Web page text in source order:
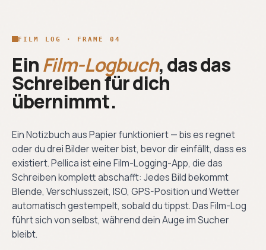
FILM LOG · FRAME 04
EinFilm-Logbuch, das das
Schreiben für dich
übernimmt.
Ein Notizbuch aus Papier funktioniert — bis es regnet
oder du drei Bilder weiter bist, bevor dir einfällt, dass es
existiert. Pellica ist eine Film-Logging-App, die das
Schreiben komplett abschafft: Jedes Bild bekommt
Blende, Verschlusszeit, ISO, GPS-Position und Wetter
automatisch gestempelt, sobald du tippst. Das Film-Log
führt sich von selbst, während dein Auge im Sucher
bleibt.